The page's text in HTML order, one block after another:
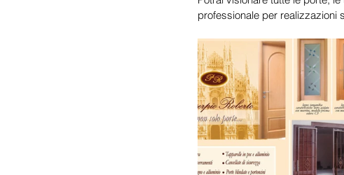
professionale per realizzazioni